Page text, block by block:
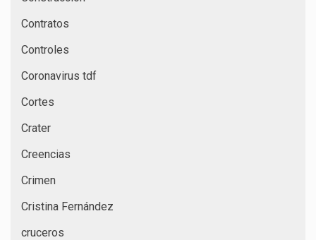
Contratos
Controles
Coronavirus tdf
Cortes
Crater
Creencias
Crimen
Cristina Fernández
cruceros